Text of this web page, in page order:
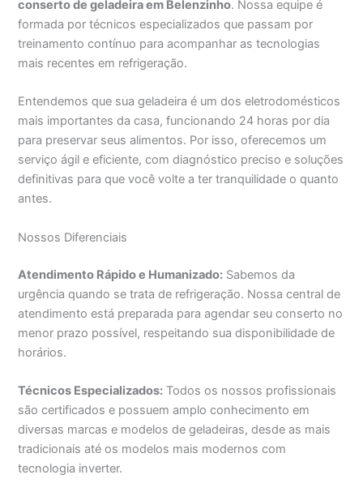
conserto de geladeira em Belenzinho. Nossa equipe é
formada por técnicos especializados que passam por
treinamento contínuo para acompanhar as tecnologias
mais recentes em refrigeração.
Entendemos que sua geladeira é um dos eletrodomésticos
mais importantes da casa, funcionando 24 horas por dia
para preservar seus alimentos. Por isso, oferecemos um
serviço ágil e eficiente, com diagnóstico preciso e soluções
definitivas para que você volte a ter tranquilidade o quanto
antes.
Nossos Diferenciais
Atendimento Rápido e Humanizado: Sabemos da
urgência quando se trata de refrigeração. Nossa central de
atendimento está preparada para agendar seu conserto no
menor prazo possível, respeitando sua disponibilidade de
horários.
Técnicos Especializados: Todos os nossos profissionais
são certificados e possuem amplo conhecimento em
diversas marcas e modelos de geladeiras, desde as mais
tradicionais até os modelos mais modernos com
tecnologia inverter.